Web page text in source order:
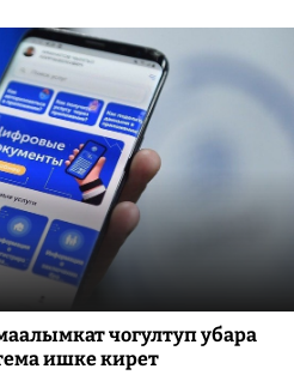
чогултуп убара
ишке кирет